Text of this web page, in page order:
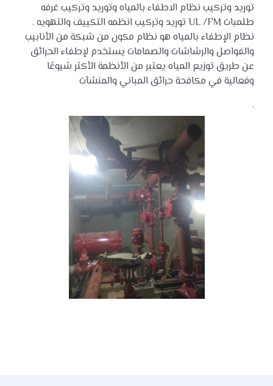
توريد وتركيب نظام الاطفاء بالمياه وتوريد وتركيب غرفه
طلمبات UL /FM توريد وتركيب انظمه التكييف والتهويه .
نظام الإطفاء بالمياه هو نظام مكون من شبكة من الأنابيب
والفواصل والرشاشات والصمامات يستخدم لإطفاء الحرائق
عن طريق توزيع المياه يعتبر من الأنظمة الأكثر شيوعًا
وفعالية في مكافحة حرائق المباني والمنشآت
.